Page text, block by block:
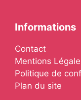
Informations
Contact
Mentions
Politique de
Plan du site